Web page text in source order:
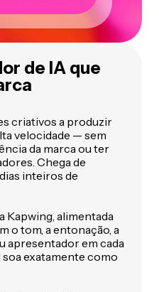
de IA que
criativos a produzir
velocidade — sem
da marca ou ter
Chega de
inteiros de
Kapwing, alimentada
o tom, a entonação, a
apresentador em cada
soa exatamente como